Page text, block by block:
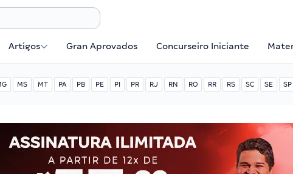
Artigos Gran Aprovados Concurseiro Iniciante
MS MT PA PB PE PI PR RJ RN RO RR RS SC SE SP